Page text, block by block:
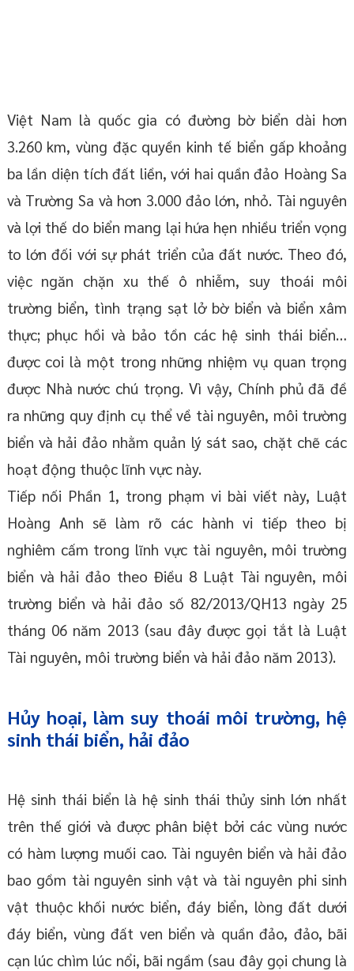
Việt Nam là quốc gia có đường bờ biển dài hơn
3.260 km, vùng đặc quyền kinh tế biển gấp khoảng
ba lần diện tích đất liền, với hai quần đảo Hoàng Sa
và Trường Sa và hơn 3.000 đảo lớn, nhỏ. Tài nguyên
và lợi thế do biển mang lại hứa hẹn nhiều triển vọng
to lớn đối với sự phát triển của đất nước. Theo đó,
việc ngăn chặn xu thế ô nhiễm, suy thoái môi
trường biển, tình trạng sạt lở bờ biển và biển xâm
thực; phục hồi và bảo tồn các hệ sinh thái biển…
được coi là một trong những nhiệm vụ quan trọng
được Nhà nước chú trọng. Vì vậy, Chính phủ đã đề
ra những quy định cụ thể về tài nguyên, môi trường
biển và hải đảo nhằm quản lý sát sao, chặt chẽ các
hoạt động thuộc lĩnh vực này.
Tiếp nối Phần 1, trong phạm vi bài viết này, Luật
Hoàng Anh sẽ làm rõ các hành vi tiếp theo bị
nghiêm cấm trong lĩnh vực tài nguyên, môi trường
biển và hải đảo theo Điều 8 Luật Tài nguyên, môi
trường biển và hải đảo số 82/2013/QH13 ngày 25
tháng 06 năm 2013 (sau đây được gọi tắt là Luật
Tài nguyên, môi trường biển và hải đảo năm 2013).
Hủy hoại, làm suy thoái môi trường, hệ
sinh thái biển, hải đảo
Hệ sinh thái biển là hệ sinh thái thủy sinh lớn nhất
trên thế giới và được phân biệt bởi các vùng nước
có hàm lượng muối cao. Tài nguyên biển và hải đảo
bao gồm tài nguyên sinh vật và tài nguyên phi sinh
vật thuộc khối nước biển, đáy biển, lòng đất dưới
đáy biển, vùng đất ven biển và quần đảo, đảo, bãi
cạn lúc chìm lúc nổi, bãi ngầm (sau đây gọi chung là